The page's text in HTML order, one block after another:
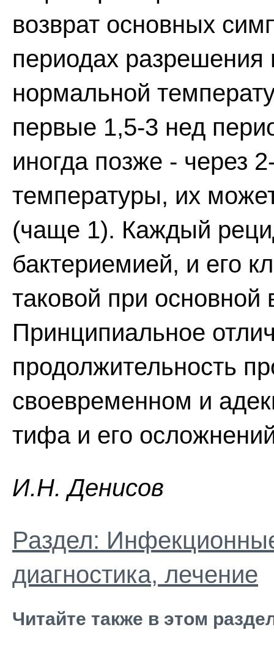
возврат основных
периодах разрешения
нормальной
первые 1,5-3 нед
иногда позже - через
температуры, их
(чаще 1). Каждый
бактериемией, и его
таковой при основной
Принципиальное
продолжительность
своевременном и
тифа и его
И.H. Дeниcoв
Раздел:
диагностика, лечение
Читайте также в этом